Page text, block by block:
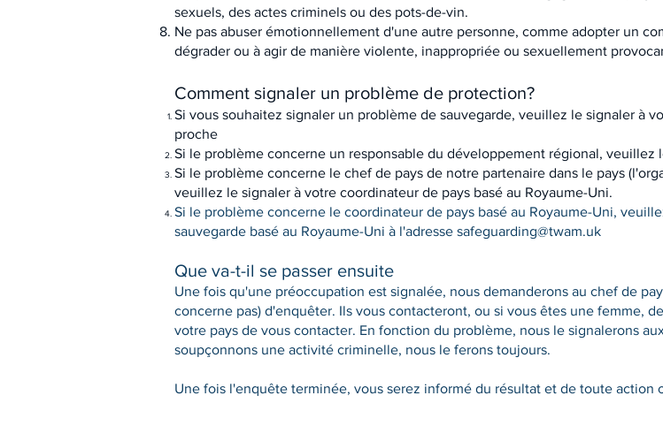
sexuels, des actes criminels ou des pots-de-vin.
Ne pas abuser émotionnellement d'une autre personne, comme adopter un
dégrader ou à agir de manière violente, inappropriée ou sexuellement
Comment signaler un problème de protection?
Si vous souhaitez signaler un problème de sauvegarde, veuillez le signaler à
proche
Si le problème concerne un responsable du développement régional, veuillez
Si le problème concerne le chef de pays de notre partenaire dans le pays
veuillez le signaler à votre coordinateur de pays basé au Royaume-Uni.
Si le problème concerne le coordinateur de pays basé au Royaume-Uni,
sauvegarde basé au Royaume-Uni à l'adresse safeguarding@twam.uk
Que va-t-il se passer ensuite
Une fois qu'une préoccupation est signalée, nous demanderons au chef de
concerne pas) d'enquêter. Ils vous contacteront, ou si vous êtes une femme,
votre pays de vous contacter. En fonction du problème, nous le signalerons
soupçonnons une activité criminelle, nous le ferons toujours.
Une fois l'enquête terminée, vous serez informé du résultat et de toute action